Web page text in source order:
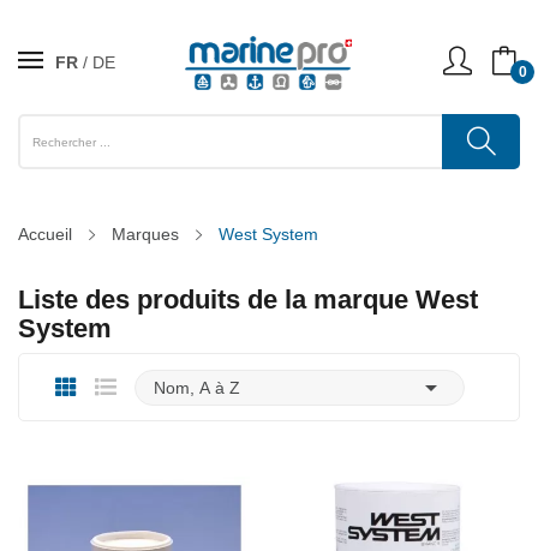
FR DE 0
Accueil Marques West System
Liste des produits de la marque West
System
Nom, A à Z 